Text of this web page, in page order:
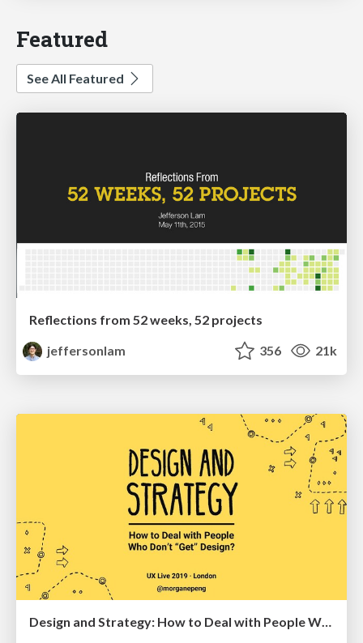
Featured
See All Featured
Reflections from 52 weeks, 52 projects
jeffersonlam
356 21k
Design and Strategy: How to Deal with People Who Don’t "Get" Design